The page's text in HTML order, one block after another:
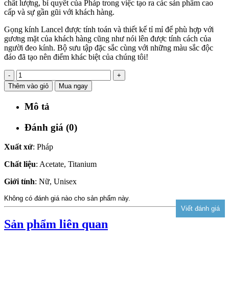
chất lượng, bí quyết của Pháp trong việc tạo ra các sản phẩm cao
cấp và sự gần gũi với khách hàng.
Gọng kính Lancel được tính toán và thiết kế tỉ mỉ để phù hợp với
gương mặt của khách hàng cũng như nói lên được tính cách của
người đeo kính. Bộ sưu tập đặc sắc cùng với những màu sắc độc
đáo đã tạo nên điểm khác biệt của chúng tôi!
-
+
Thêm vào giỏ
Mua ngay
Mô tả
Đánh giá (0)
Xuất xứ: Pháp
Chất liệu: Acetate, Titanium
Giới tính: Nữ, Unisex
Không có đánh giá nào cho sản phẩm này.
Sản phẩm liên quan